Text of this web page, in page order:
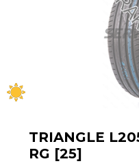
TRIANGLE
RG [25]